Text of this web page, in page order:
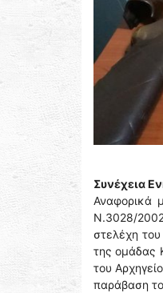
Συνέχεια
Αναφορικά
Ν.3028/2002
στελέχη
της ομάδας
του
παράβαση